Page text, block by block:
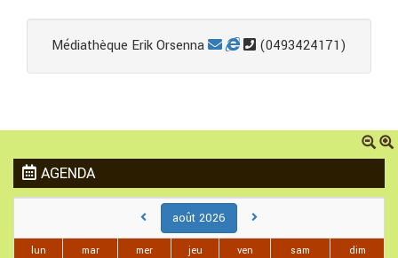
Médiathèque Erik Orsenna (0493424171)
AGENDA
août 2026
lun mar mer jeu ven sam dim